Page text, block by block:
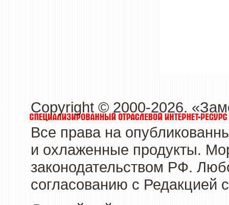
Copyright © 2000-2026.
Все права на
и охлаженные продукты.
законодательством РФ.
согласованию с Редакцией